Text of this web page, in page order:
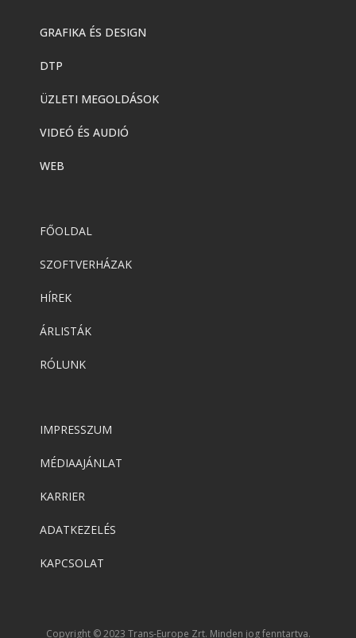
GRAFIKA ÉS DESIGN
DTP
ÜZLETI MEGOLDÁSOK
VIDEÓ ÉS AUDIÓ
WEB
FŐOLDAL
SZOFTVERHÁZAK
HÍREK
ÁRLISTÁK
RÓLUNK
IMPRESSZUM
MÉDIAAJÁNLAT
KARRIER
ADATKEZELÉS
KAPCSOLAT
Copyright © 2023 Trans-Europe Zrt. Minden jog fenntartva.